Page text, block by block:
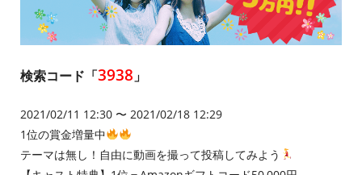
検索コード「3938 」
2021/02/11 12:30 〜 2021/02/18 12:29
1位の賞金増量中
テーマは無し！自由に動画を撮って投稿してみよう